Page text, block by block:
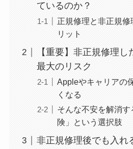
ているのか？
正規修理と非正規
リット
【重要】非正規修理
最大のリスク
Appleやキャリアの
くなる
そんな不安を解消
険」という選択肢
非正規修理後でも入れ